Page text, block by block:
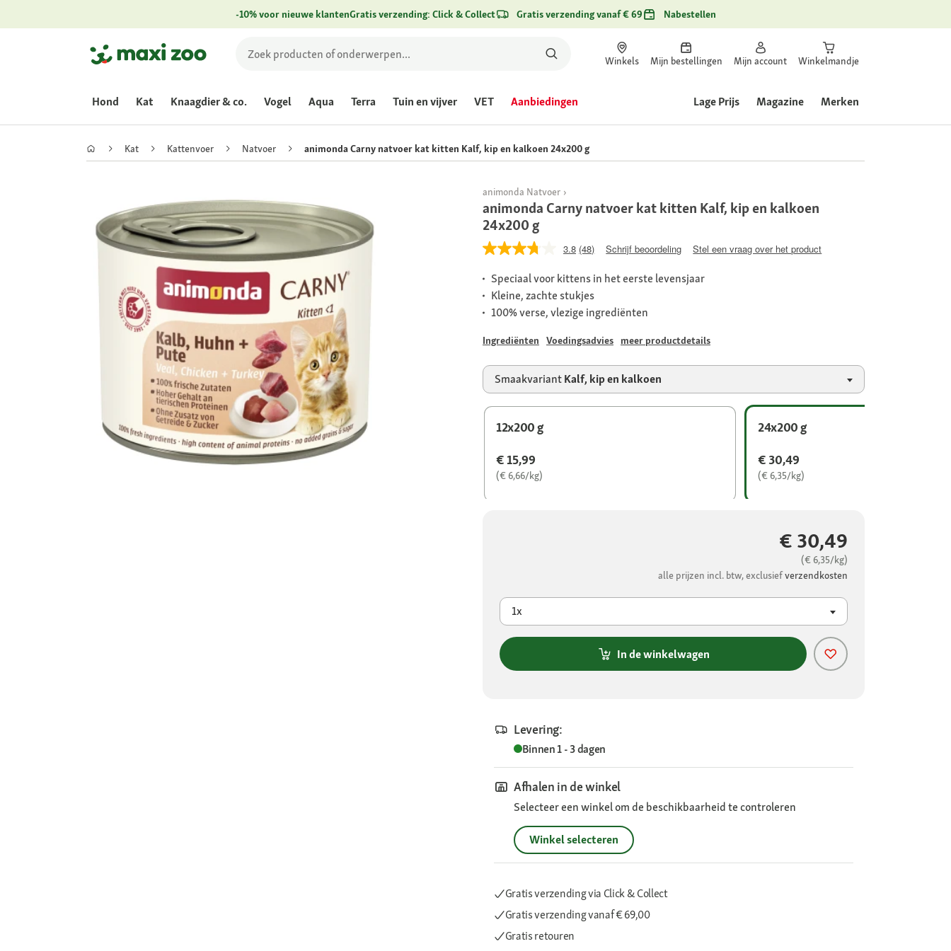
-10% voor nieuwe klantenGratis verzending: Click & Collect Gratis verzending vanaf € 69 Nabestellen
Winkels Mijn bestellingen Mijn account Winkelmandje
Hond Kat Knaagdier & co. Vogel Aqua Terra Tuin en vijver VET Aanbiedingen Lage Prijs Magazine Merken
Kat Kattenvoer Natvoer animonda Carny natvoer kat kitten Kalf, kip en kalkoen 24x200 g
animonda Natvoer
animonda Carny natvoer kat kitten Kalf, kip en kalkoen
24x200 g
3.8 (48) Schrijf beoordeling Stel een vraag over het product
Speciaal voor kittens in het eerste levensjaar
Kleine, zachte stukjes
100% verse, vlezige ingrediënten
Ingrediënten Voedingsadvies meer productdetails
SmaakvariantKalf, kip en kalkoen
12x200 g
€ 15,99
(€ 6,66/kg)
24x200 g
€ 30,49
(€ 6,35/kg)
€ 30,49
(€ 6,35/kg)
alle prijzen incl. btw, exclusiefverzendkosten
1x
In de winkelwagen
Levering:
Binnen 1 - 3 dagen
Afhalen in de winkel
Selecteer een winkel om de beschikbaarheid te controleren
Winkel selecteren
Gratis verzending via Click & Collect
Gratis verzendingvanaf € 69,00
Gratis retouren